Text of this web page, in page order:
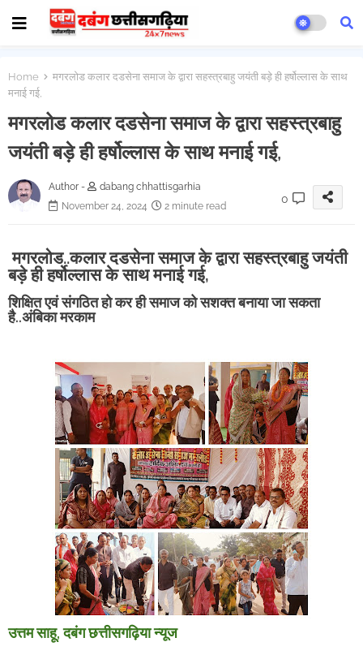
Home
मगरलोड कलार दडसेना समाज के द्वारा सहस्त्रबाहु जयंती बड़े ही हर्षोल्लास के साथ
मनाई गई,
मगरलोड कलार दडसेना समाज के द्वारा सहस्त्रबाहु
जयंती बड़े ही हर्षोल्लास के साथ मनाई गई,
Author -
dabang chhattisgarhia
November 24, 2024
2 minute read
0
मगरलोड..कलार दडसेना समाज के द्वारा सहस्त्रबाहु जयंती
बड़े ही हर्षोल्लास के साथ मनाई गई,
शिक्षित एवं संगठित हो कर ही समाज को सशक्त बनाया जा सकता
है..अंबिका मरकाम
उत्तम साहू, दबंग छत्तीसगढ़िया न्यूज